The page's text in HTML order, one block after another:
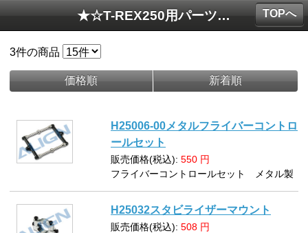
★☆T-REX250用パーツ 在庫処分セール
3件の商品
価格順 新着順
H25006-00メタルフライバーコントロ
ールセット
販売価格(税込): 550 円
フライバーコントロールセット メタル製
H25032スタビライザーマウント
販売価格(税込): 508 円
TOPへ